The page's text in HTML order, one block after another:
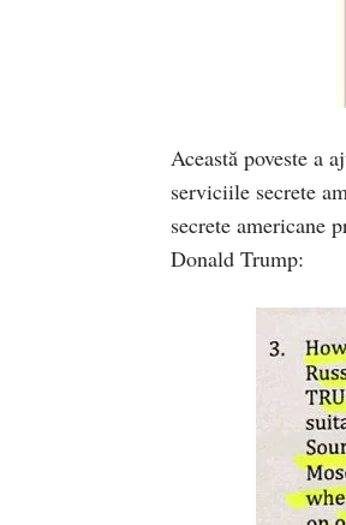
Această poveste a
serviciile secrete
secrete americane
Donald Trump: